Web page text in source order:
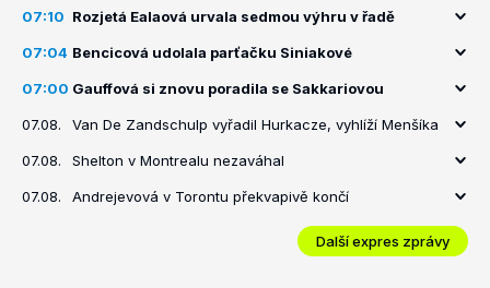
07:10 Rozjetá Ealaová urvala sedmou výhru v řadě
07:04 Bencicová udolala parťačku Siniakové
07:00 Gauffová si znovu poradila se Sakkariovou
07.08. Van De Zandschulp vyřadil Hurkacze, vyhlíží Menšíka
07.08. Shelton v Montrealu nezaváhal
07.08. Andrejevová v Torontu překvapivě končí
Další expres zprávy